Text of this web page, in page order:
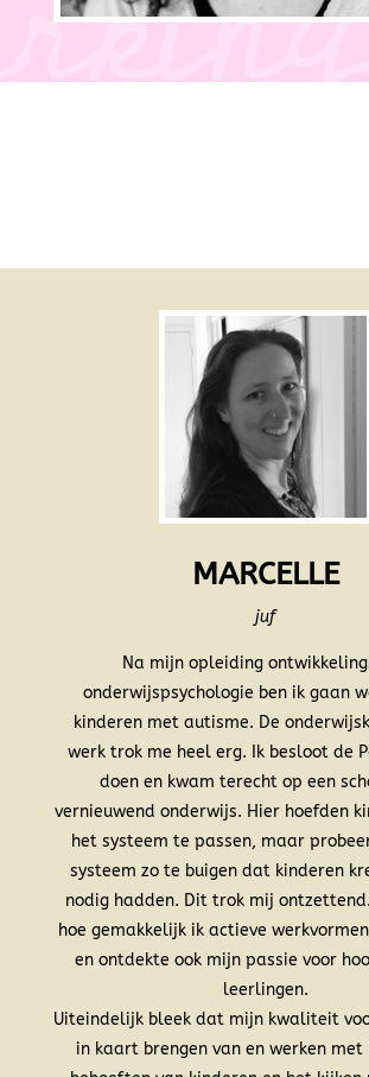
MARCELLE
juf
Na mijn opleiding
onderwijspsychologie ben ik gaan
kinderen met autisme. De
werk trok me heel erg. Ik besloot de
doen en kwam terecht op een
vernieuwend onderwijs. Hier hoefden
het systeem te passen, maar
systeem zo te buigen dat kinderen
nodig hadden. Dit trok mij
hoe gemakkelijk ik actieve
en ontdekte ook mijn passie voor
leerlingen.
Uiteindelijk bleek dat mijn kwaliteit
in kaart brengen van en werken